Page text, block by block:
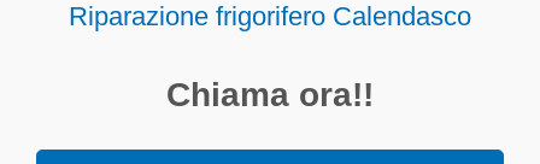
Riparazione frigorifero Calendasco
Chiama ora!!